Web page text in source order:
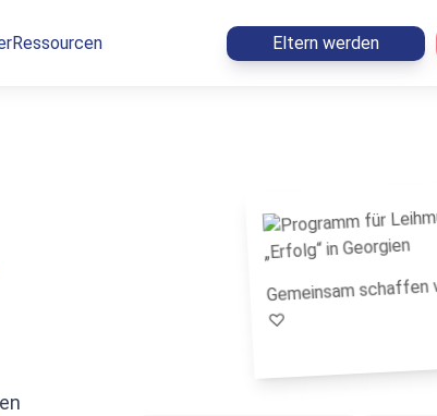
Ressourcen Eltern werden
Gemeinsam schaffen
♡